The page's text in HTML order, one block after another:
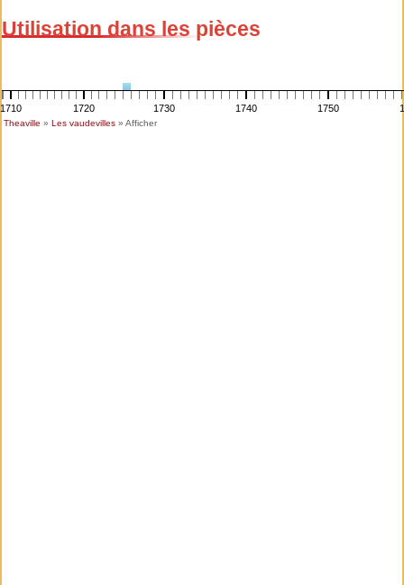
Utilisation dans les pièces
1710 1720 1730 1740 1750
Theaville » Les vaudevilles» Afficher